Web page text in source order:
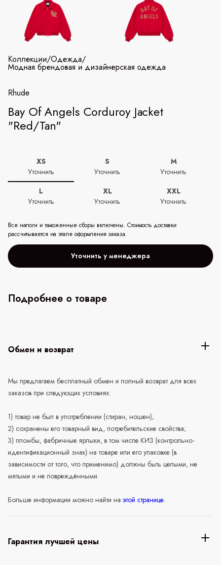
Коллекции/Одежда/
Модная брендовая и дизайнерская одежда
Rhude
Bay Of Angels Corduroy Jacket
"Red/Tan"
XS
Уточнить
S
Уточнить
M
Уточнить
L
Уточнить
XL
Уточнить
XXL
Уточнить
Все налоги и таможенные сборы включены. Стоимость доставки
рассчитывается на этапе оформления заказа.
Уточнить у менеджера
Подробнее о товаре
Обмен и возврат
Мы предлагаем бесплатный обмен и полный возврат для всех
заказов при следующих условиях:
1) товар не был в употреблении (стиран, ношен);
2) сохранены его товарный вид, потребительские свойства;
3) пломбы, фабричные ярлыки, в том числе КИЗ (контрольно-
идентификационный знак) на товаре или его упаковке (в
зависимости от того, что применимо) должны быть целыми, не
мятыми и не повреждёнными.
Больше информации можно найти на этой странице.
Гарантия лучшей цены